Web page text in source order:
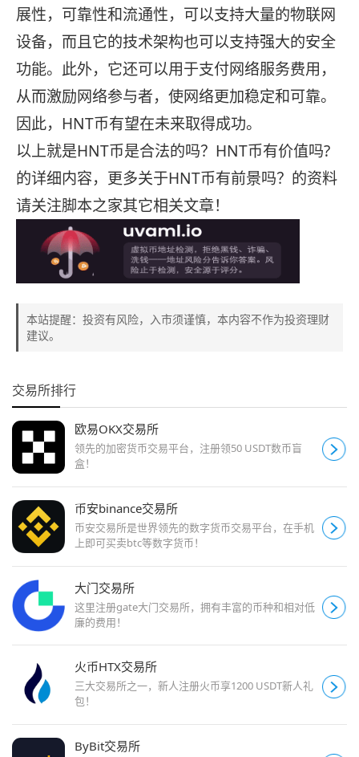
展性，可靠性和流通性，可以支持大量的物联网
设备，而且它的技术架构也可以支持强大的安全
功能。此外，它还可以用于支付网络服务费用，
从而激励网络参与者，使网络更加稳定和可靠。
因此，HNT币有望在未来取得成功。
以上就是HNT币是合法的吗？HNT币有价值吗?
的详细内容，更多关于HNT币有前景吗？的资料
请关注脚本之家其它相关文章！
本站提醒：投资有风险，入市须谨慎，本内容不作为投资理财
建议。
交易所排行
欧易OKX交易所
领先的加密货币交易平台，注册领50 USDT数币盲
盒！
币安binance交易所
币安交易所是世界领先的数字货币交易平台，在手机
上即可买卖btc等数字货币！
大门交易所
这里注册gate大门交易所，拥有丰富的币种和相对低
廉的费用！
火币HTX交易所
三大交易所之一，新人注册火币享1200 USDT新人礼
包！
ByBit交易所